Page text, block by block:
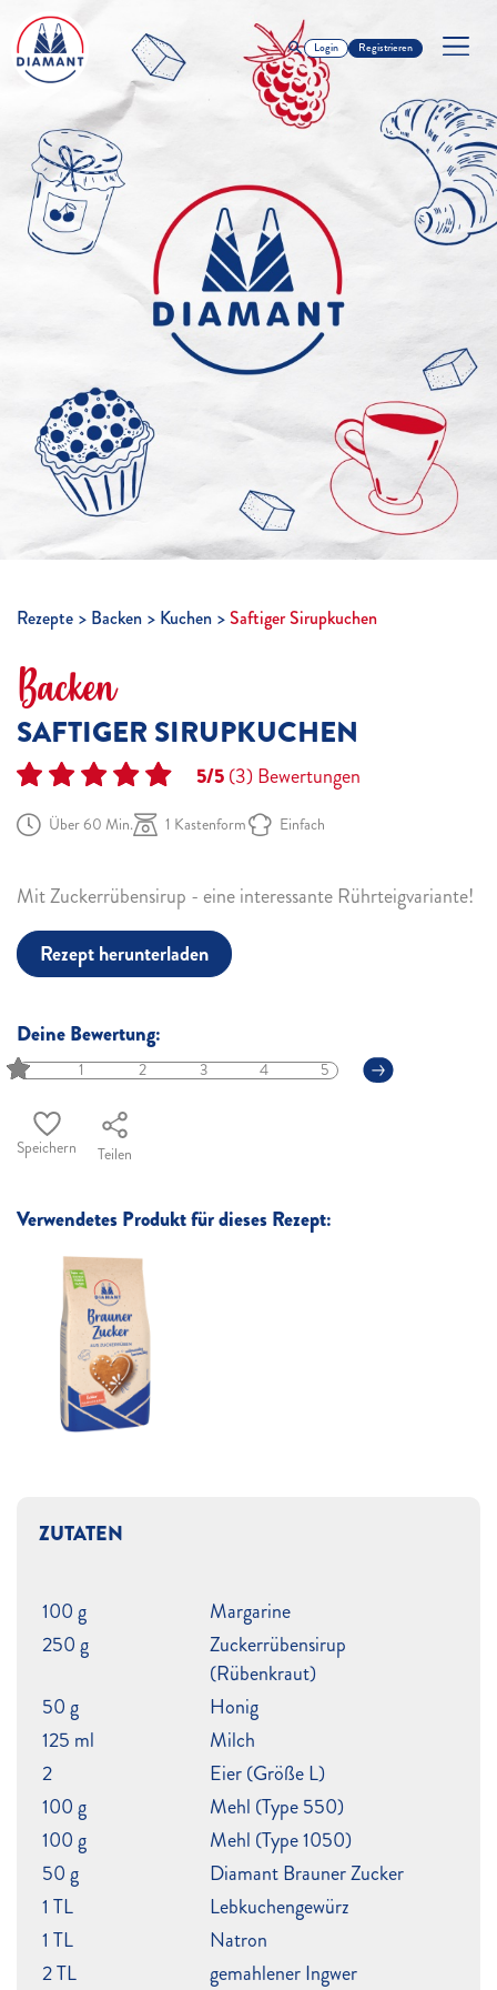
Login Registrieren
Rezepte Backen Kuchen Saftiger Sirupkuchen
Backen
SAFTIGER SIRUPKUCHEN
5/5(3)Bewertungen
Über 60 Min. 1 Kastenform Einfach
Mit Zuckerrübensirup - eine interessante Rührteigvariante!
Rezept herunterladen
Deine Bewertung:
1 2 3 4 5
Speichern Teilen
Verwendetes Produkt für dieses Rezept:
ZUTATEN
100 g
Margarine
250 g
Zuckerrübensirup
(Rübenkraut)
50 g
Honig
125 ml
Milch
2
Eier (Größe L)
100 g
Mehl (Type 550)
100 g
Mehl (Type 1050)
50 g
Diamant Brauner Zucker
1 TL
Lebkuchengewürz
1 TL
Natron
2 TL
gemahlener Ingwer